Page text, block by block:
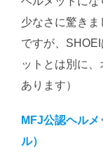
少なさに驚き
ですが、
ットとは別に
あります）
MFJ公認ヘル
ル）